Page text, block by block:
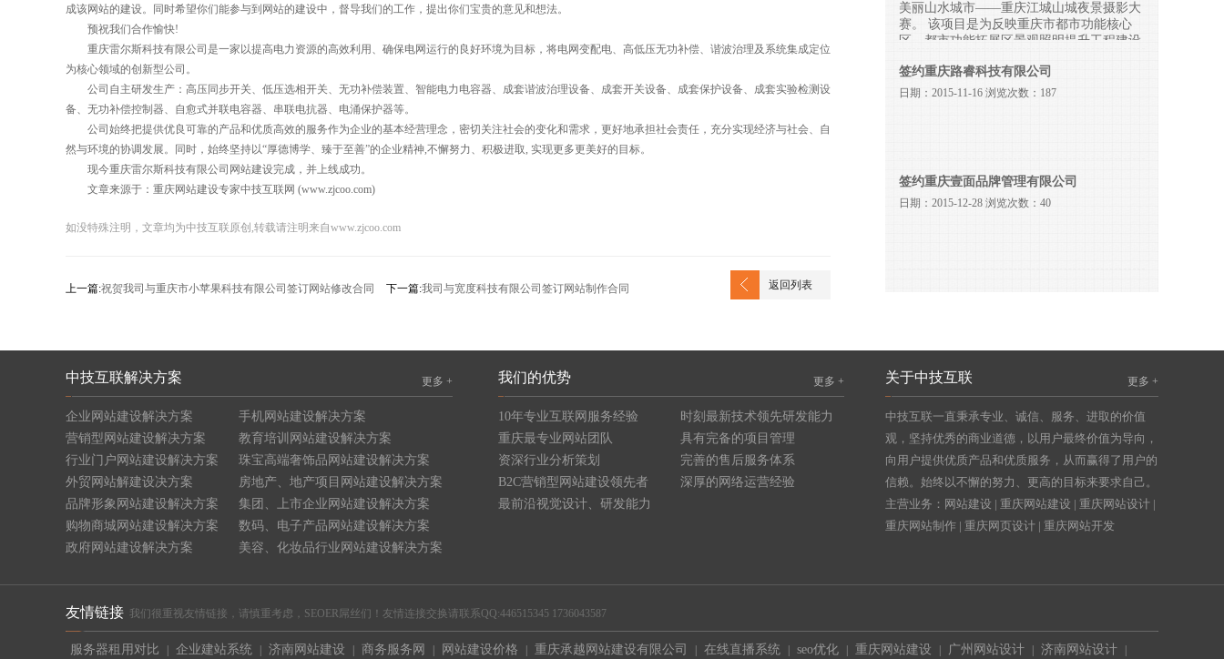
成该网站的建设。同时希望你们能参与到网站的建设中，督导我们的工作，提出你们宝贵的意见和想法。
预祝我们合作愉快!
重庆雷尔斯科技有限公司是一家以提高电力资源的高效利用、确保电网运行的良好环境为目标，将电网变配电、高低压无功补偿、谐波治理及系统集成定位
为核心领域的创新型公司。
公司自主研发生产：高压同步开关、低压选相开关、无功补偿装置、智能电力电容器、成套谐波治理设备、成套开关设备、成套保护设备、成套实验检测设
备、无功补偿控制器、自愈式并联电容器、串联电抗器、电涌保护器等。
公司始终把提供优良可靠的产品和优质高效的服务作为企业的基本经营理念，密切关注社会的变化和需求，更好地承担社会责任，充分实现经济与社会、自
然与环境的协调发展。同时，始终坚持以“厚德博学、臻于至善”的企业精神,不懈努力、积极进取, 实现更多更美好的目标。
现今重庆雷尔斯科技有限公司网站建设完成，并上线成功。
文章来源于：重庆网站建设专家中技互联网 (www.zjcoo.com)
如没特殊注明，文章均为中技互联原创,转载请注明来自www.zjcoo.com
返回列表
上一篇:祝贺我司与重庆市小苹果科技有限公司签订网站修改合同 下一篇:我司与宽度科技有限公司签订网站制作合同
美丽山水城市——重庆江城山城夜景摄影大
赛。 该项目是为反映重庆市都市功能核心
区、都市功能拓展区景观照明提升工程建设
景魅力，提升重庆城市形象的知名度和美誉
度, 加深广大市民对重庆美丽山水城市的认
签约重庆路睿科技有限公司
日期：2015-11-16 浏览次数：187
签约重庆壹面品牌管理有限公司
日期：2015-12-28 浏览次数：40
更多 +
中技互联解决方案
企业网站建设解决方案
营销型网站建设解决方案
行业门户网站建设解决方案
外贸网站解建设决方案
品牌形象网站建设解决方案
购物商城网站建设解决方案
政府网站建设解决方案
手机网站建设解决方案
教育培训网站建设解决方案
珠宝高端奢饰品网站建设解决方案
房地产、地产项目网站建设解决方案
集团、上市企业网站建设解决方案
数码、电子产品网站建设解决方案
美容、化妆品行业网站建设解决方案
更多 +
我们的优势
10年专业互联网服务经验
重庆最专业网站团队
资深行业分析策划
B2C营销型网站建设领先者
最前沿视觉设计、研发能力
时刻最新技术领先研发能力
具有完备的项目管理
完善的售后服务体系
深厚的网络运营经验
更多 +
关于中技互联
中技互联一直秉承专业、诚信、服务、进取的价值
观，坚持优秀的商业道德，以用户最终价值为导向，
向用户提供优质产品和优质服务，从而赢得了用户的
信赖。始终以不懈的努力、更高的目标来要求自己。
主营业务： 网站建设 | 重庆网站建设 | 重庆网站设计 |
重庆网站制作 | 重庆网页设计 | 重庆网站开发
友情链接 我们很重视友情链接，请慎重考虑，SEOER屌丝们！友情连接交换请联系QQ:446515345 1736043587
服务器租用对比 企业建站系统 济南网站建设 商务服务网 网站建设价格 重庆承越网站建设有限公司 在线直播系统 seo优化 重庆网站建设 广州网站设计 济南网站设计